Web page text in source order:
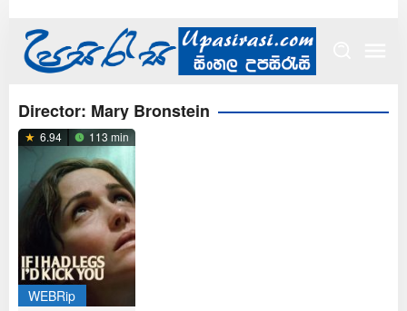
content
Director: Mary Bronstein
6.94 113 min
WEBRip